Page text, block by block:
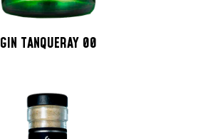
GIN TANQUERAY 00